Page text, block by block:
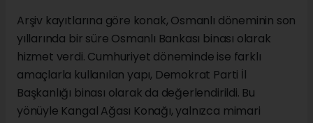
Arşiv kayıtlarına göre konak, Osmanlı döneminin son
yıllarında bir süre Osmanlı Bankası binası olarak
hizmet verdi. Cumhuriyet döneminde ise farklı
amaçlarla kullanılan yapı, Demokrat Parti İl
Başkanlığı binası olarak da değerlendirildi. Bu
yönüyle Kangal Ağası Konağı, yalnızca mimari